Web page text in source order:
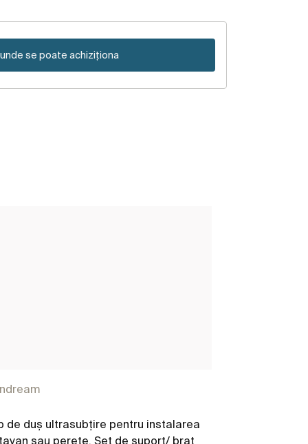
unde se poate achiziționa
de duş ultrasubțire pentru instalarea
sau perete. Set de suport/ braţ